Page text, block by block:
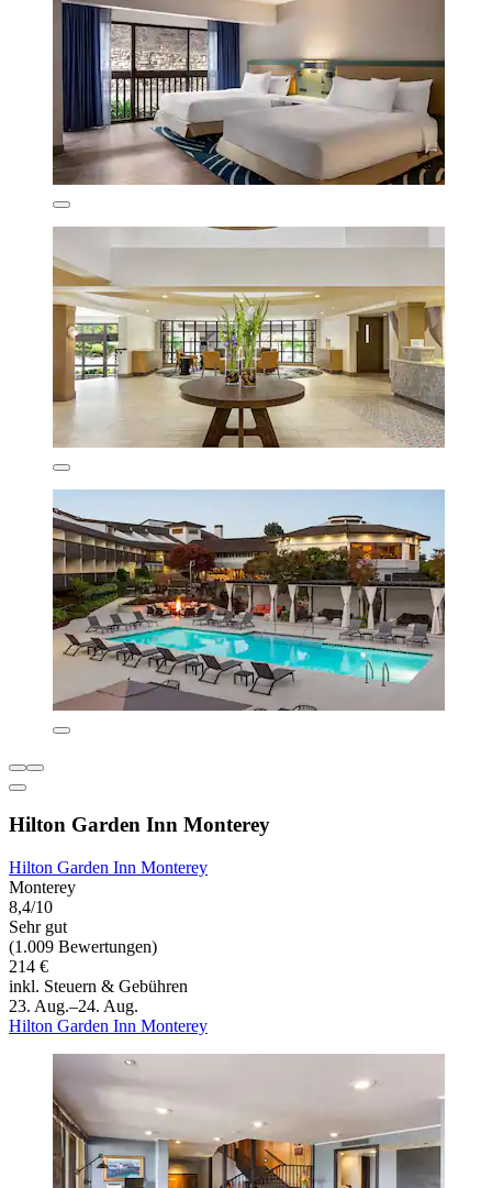
Hilton Garden Inn Monterey
Hilton Garden Inn Monterey
Monterey
8,4/10
Sehr gut
(1.009 Bewertungen)
214 €
inkl. Steuern & Gebühren
23. Aug.–24. Aug.
Hilton Garden Inn Monterey